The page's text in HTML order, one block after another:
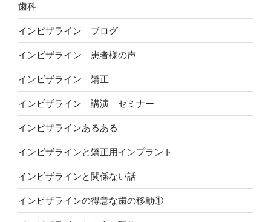
歯科
インビザライン ブログ
インビザライン 患者様の声
インビザライン 矯正
インビザライン 講演 セミナー
インビザラインあるある
インビザラインと矯正用インプラント
インビザラインと関係ない話
インビザラインの得意な歯の移動①